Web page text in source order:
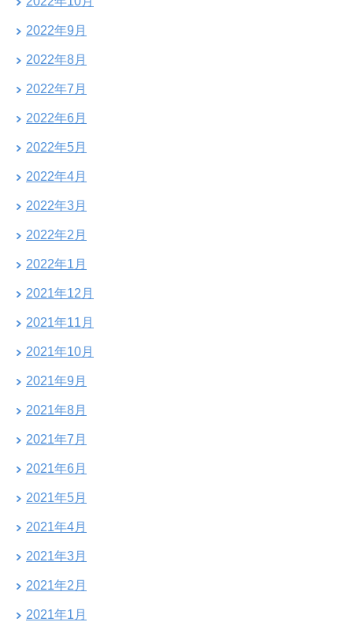
2022年9月
2022年8月
2022年7月
2022年6月
2022年5月
2022年4月
2022年3月
2022年2月
2022年1月
2021年12月
2021年11月
2021年10月
2021年9月
2021年8月
2021年7月
2021年6月
2021年5月
2021年4月
2021年3月
2021年2月
2021年1月